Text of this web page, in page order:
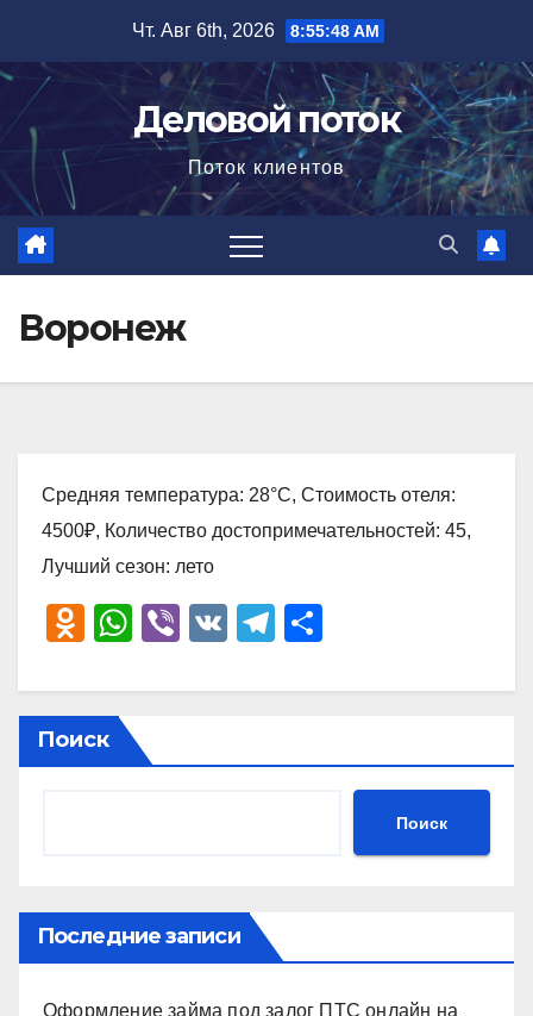
содержимому
Чт. Авг 6th, 2026 8:55:49 AM
Деловой поток
Поток клиентов
Воронеж
Средняя температура: 28°C, Стоимость отеля:
4500₽, Количество достопримечательностей: 45,
Лучший сезон: лето
O
n
o
kl
ki
W
at
s
A
Vi
er
V
T
e
a
р
в
ть
Поиск
Поиск
Последние записи
Оформление займа под залог ПТС онлайн на